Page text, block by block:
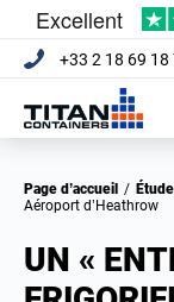
+33 2 18 69 18
Page d’accueil /
Aéroport d’Heathrow
UN «